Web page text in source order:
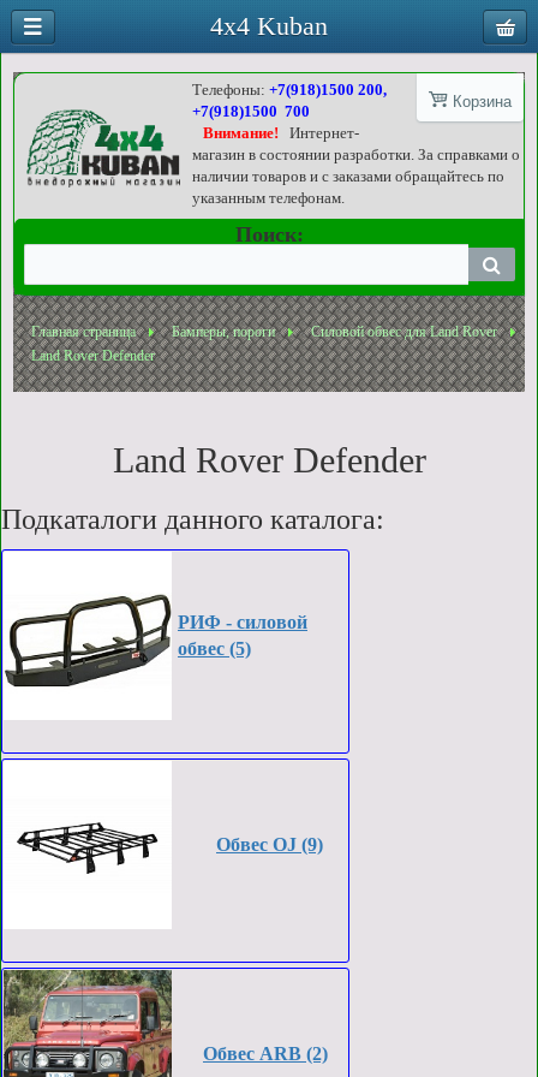
Корзина
Телефоны:+7(918)1500 200,
+7(918)1500 700
Внимание!
Интернет-
магазин в состоянии разработки. За справками о
наличии товаров и с заказами обращайтесь по
указанным телефонам.
Поиск:
Главная страница Бамперы, пороги
Силовой обвес для Land Rover
Land Rover Defender
Land Rover Defender
Подкаталоги данного каталога:
РИФ - силовой
обвес (5)
Обвес OJ (9)
Обвес ARB (2)
4x4 Kuban